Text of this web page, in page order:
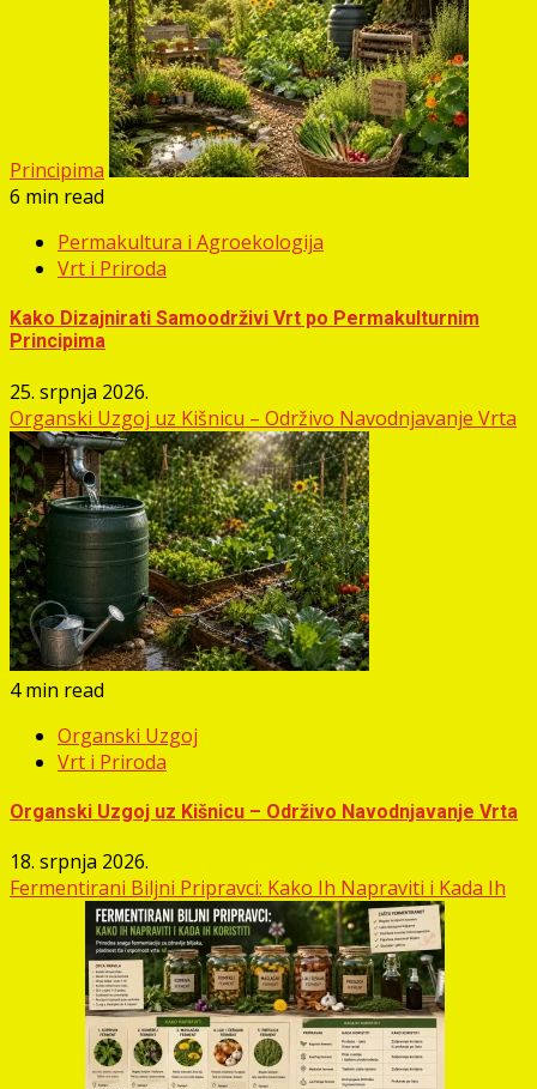
Principima
6 min read
Permakultura i Agroekologija
Vrt i Priroda
Kako Dizajnirati Samoodrživi Vrt po Permakulturnim
Principima
25. srpnja 2026.
Organski Uzgoj uz Kišnicu – Održivo Navodnjavanje Vrta
4 min read
Organski Uzgoj
Vrt i Priroda
Organski Uzgoj uz Kišnicu – Održivo Navodnjavanje Vrta
18. srpnja 2026.
Fermentirani Biljni Pripravci: Kako Ih Napraviti i Kada Ih